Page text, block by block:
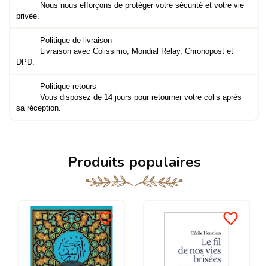
Nous nous efforçons de protéger votre sécurité et votre vie
privée.
Politique de livraison
Livraison avec Colissimo, Mondial Relay, Chronopost et
DPD.
Politique retours
Vous disposez de 14 jours pour retourner votre colis après
sa réception.
Produits populaires
favorite_border favorite_border